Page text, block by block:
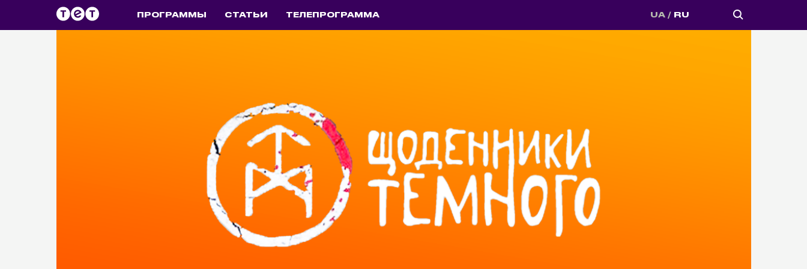
ПРОГРАММЫ СТАТЬИ ТЕЛЕПРОГРАММА UA RU